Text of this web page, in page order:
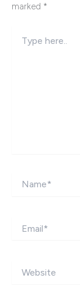
marked *
here..